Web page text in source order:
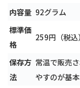
内容量 92グラム
標準価
格
259円（税
保存方
法
常温で販売
やすのが基本